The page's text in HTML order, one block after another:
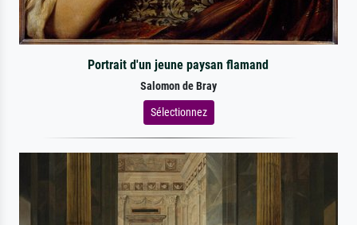
Portrait d'un jeune paysan flamand
Salomon de Bray
Sélectionnez